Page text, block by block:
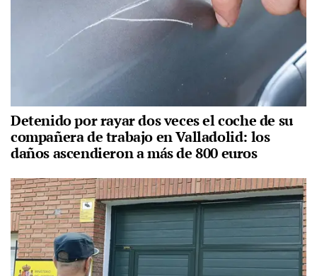
Detenido por rayar dos veces el coche de su
compañera de trabajo en Valladolid: los
daños ascendieron a más de 800 euros